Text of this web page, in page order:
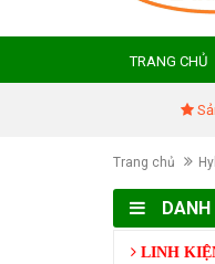
TRANG CHỦ
Trang chủ
LINH